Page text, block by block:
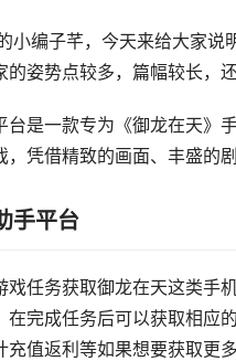
小编子芊，今天来给大家
的姿势点较多，篇幅较长，
台是一款专为《御龙在天》
，凭借精致的画面、丰盛的
手平台
任务获取御龙在天这类手
在完成任务后可以获取相应
充值返利等如果想要获取更